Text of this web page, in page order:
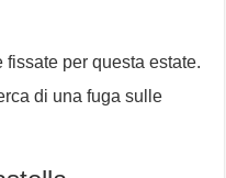
fissate per questa estate.
di una fuga sulle